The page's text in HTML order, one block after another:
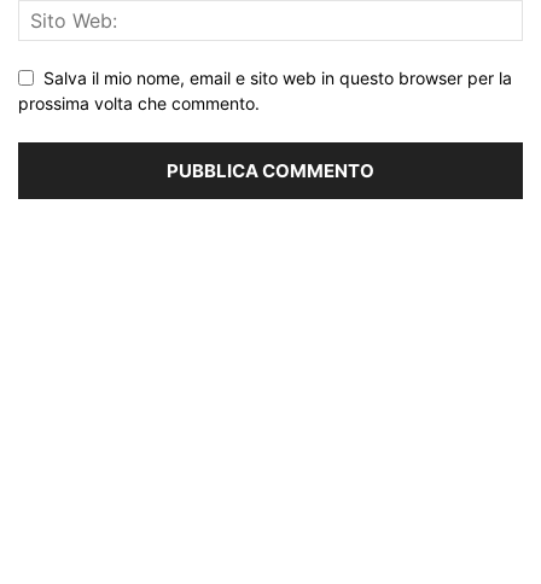
Salva il mio nome, email e sito web in questo browser per la
prossima volta che commento.